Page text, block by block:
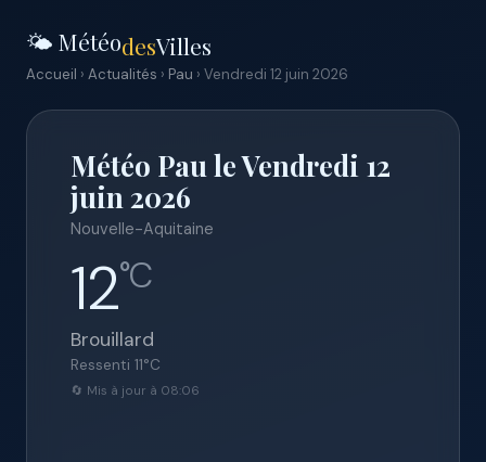
🌤️ MétéodesVilles
Accueil › Actualités › Pau › Vendredi 12 juin 2026
Météo Pau le Vendredi 12
juin 2026
Nouvelle-Aquitaine
12°C
Brouillard
Ressenti 11°C
🔄 Mis à jour à 08:06